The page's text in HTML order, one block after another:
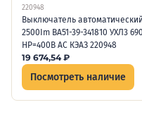
220948
Выключатель
2500Im ВА51-39-341810 УХЛ3
НР=400В AC КЭАЗ 220948
19 674,54₽
Посмотреть наличие